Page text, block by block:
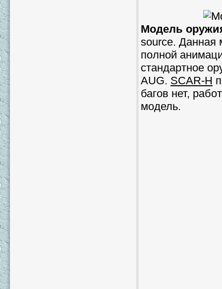
Модель
source. Данная
полной
стандартное
AUG. SCAR-H
багов нет,
модель.